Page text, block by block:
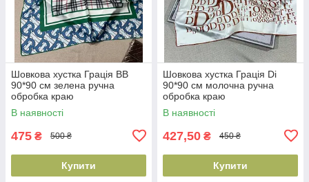
Шовкова хустка Грація BB
90*90 см зелена ручна
обробка краю
В наявності
475 ₴ 500 ₴
Купити
Шовкова хустка Грація Di
90*90 см молочна ручна
обробка краю
В наявності
427,50 ₴ 450 ₴
Купити